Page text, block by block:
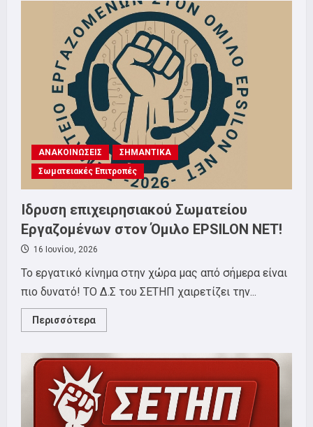
Φεστιβάλ
ΣΕΤΗΠ:
Ανακοίνωση
–
κάλεσμα
για
την
συμβολή
των
μελών
του
σωματείου
για
το
φεστιβάλ!
ΑΝΑΚΟΙΝΩΣΕΙΣ
ΣΗΜΑΝΤΙΚΑ
Σωματειακές Επιτροπές
Ίδρυση επιχειρησιακού Σωματείου
Εργαζομένων στον Όμιλο EPSILON NET!
16 Ιουνίου, 2026
Το εργατικό κίνημα στην χώρα μας από σήμερα είναι
πιο δυνατό! ΤΟ Δ.Σ του ΣΕΤΗΠ χαιρετίζει την...
Περισσότερα
more
επιχειρησιακού
Εργαζομένων
στον
Όμιλο
EPSILON
NET!